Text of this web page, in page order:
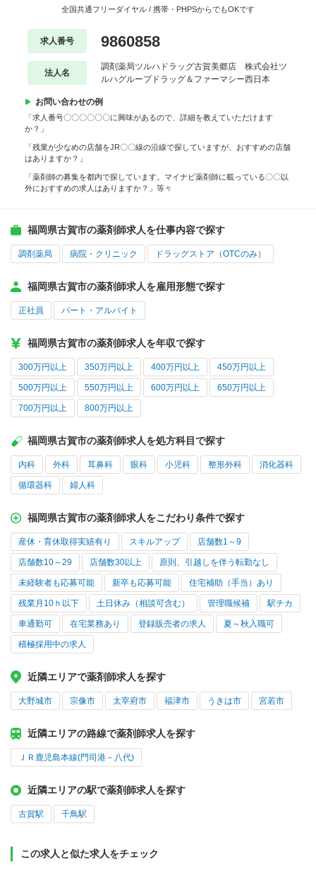
全国共通フリーダイヤル / 携帯・PHPSからでもOKです
求人番号 9860858
法人名
調剤薬局ツルハドラッグ古賀美郷店 株式会社ツ
ルハグループドラッグ＆ファーマシー西日本
お問い合わせの例
「求人番号〇〇〇〇〇〇に興味があるので、詳細を教えていただけます
か？」
「残業が少なめの店舗をJR〇〇線の沿線で探していますが、おすすめの店舗
はありますか？」
「薬剤師の募集を都内で探しています。マイナビ薬剤師に載っている〇〇以
外におすすめの求人はありますか？」等々
福岡県古賀市の薬剤師求人を仕事内容で探す
調剤薬局 病院・クリニック ドラッグストア（OTCのみ）
福岡県古賀市の薬剤師求人を雇用形態で探す
正社員 パート・アルバイト
福岡県古賀市の薬剤師求人を年収で探す
300万円以上 350万円以上 400万円以上 450万円以上
500万円以上 550万円以上 600万円以上 650万円以上
700万円以上 800万円以上
福岡県古賀市の薬剤師求人を処方科目で探す
内科 外科 耳鼻科 眼科 小児科 整形外科 消化器科
循環器科 婦人科
福岡県古賀市の薬剤師求人をこだわり条件で探す
産休・育休取得実績有り スキルアップ 店舗数1～9
店舗数10～29 店舗数30以上 原則、引越しを伴う転勤なし
未経験者も応募可能 新卒も応募可能 住宅補助（手当）あり
残業月10ｈ以下 土日休み（相談可含む） 管理職候補 駅チカ
車通勤可 在宅業務あり 登録販売者の求人 夏～秋入職可
積極採用中の求人
近隣エリアで薬剤師求人を探す
大野城市 宗像市 太宰府市 福津市 うきは市 宮若市
近隣エリアの路線で薬剤師求人を探す
ＪＲ鹿児島本線(門司港－八代)
近隣エリアの駅で薬剤師求人を探す
古賀駅 千鳥駅
この求人と似た求人をチェック